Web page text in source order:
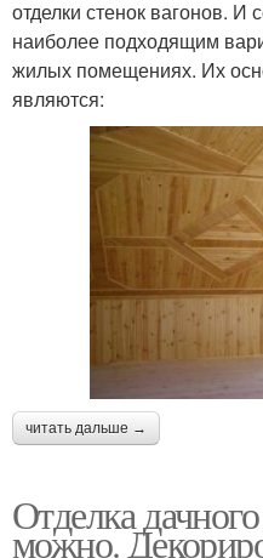
отделки стенок вагонов. И
наиболее подходящим
жилых помещениях. Их
являются:
читать дальше →
Отделка
можно.